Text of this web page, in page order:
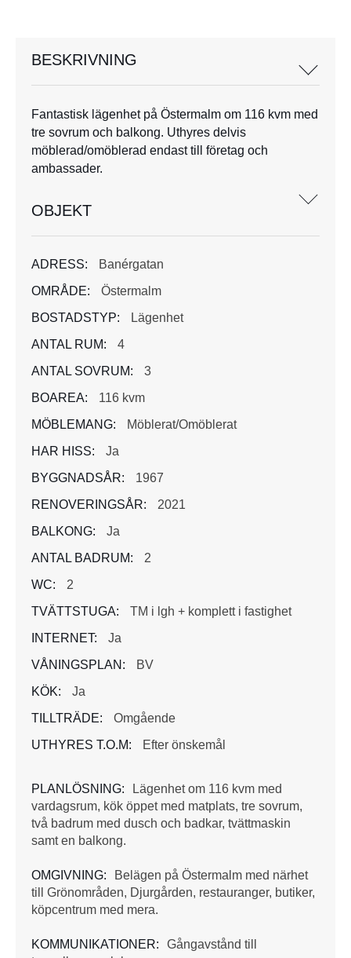
BESKRIVNING
Fantastisk lägenhet på Östermalm om 116 kvm med
tre sovrum och balkong. Uthyres delvis
möblerad/omöblerad endast till företag och
ambassader.
OBJEKT
ADRESS:
Banérgatan
OMRÅDE:
Östermalm
BOSTADSTYP:
Lägenhet
ANTAL RUM:
4
ANTAL SOVRUM:
3
BOAREA:
116 kvm
MÖBLEMANG:
Möblerat/Omöblerat
HAR HISS:
Ja
BYGGNADSÅR:
1967
RENOVERINGSÅR:
2021
BALKONG:
Ja
ANTAL BADRUM:
2
WC:
2
TVÄTTSTUGA:
TM i lgh + komplett i fastighet
INTERNET:
Ja
VÅNINGSPLAN:
BV
KÖK:
Ja
TILLTRÄDE:
Omgående
UTHYRES T.O.M:
Efter önskemål
PLANLÖSNING:
Lägenhet om 116 kvm med
vardagsrum, kök öppet med matplats, tre sovrum,
två badrum med dusch och badkar, tvättmaskin
samt en balkong.
OMGIVNING:
Belägen på Östermalm med närhet
till Grönområden, Djurgården, restauranger, butiker,
köpcentrum med mera.
KOMMUNIKATIONER:
Gångavstånd till